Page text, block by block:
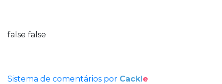
false false
Sistema de comentários por Cackle